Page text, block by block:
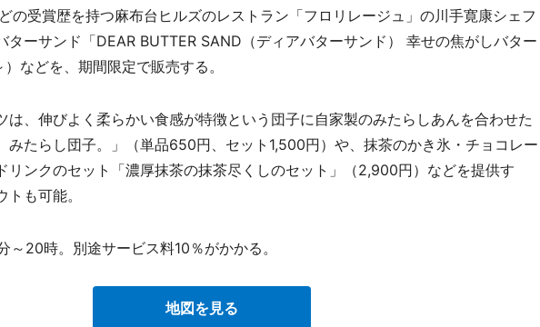
の受賞歴を持つ麻布台ヒルズのレストラン「フロリレージュ」の川手寛康シェフ
ターサンド「DEAR BUTTER SAND（ディアバターサンド） 幸せの焦がしバター
などを、期間限定で販売する。
、伸びよく柔らかい食感が特徴という団子に自家製のみたらしあんを合わせた
みたらし団子。」（単品650円、セット1,500円）や、抹茶のかき氷・チョコレー
リンクのセット「濃厚抹茶の抹茶尽くしのセット」（2,900円）などを提供す
も可能。
20時。別途サービス料10％がかかる。
地図を見る